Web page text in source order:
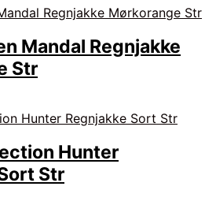
Mandal Regnjakke
Str
Hunter
Str